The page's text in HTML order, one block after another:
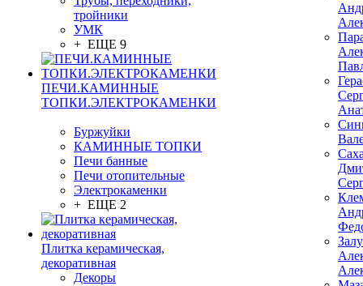
тройники
УМК
+ ЕЩЕ 9
ПЕЧИ.КАМИННЫЕ
ТОПКИ.ЭЛЕКТРОКАМЕНКИ
Буржуйки
КАМИННЫЕ ТОПКИ
Печи банные
Печи отопительные
Электрокаменки
+ ЕЩЕ 2
Плитка керамическая,
декоративная
Декоры